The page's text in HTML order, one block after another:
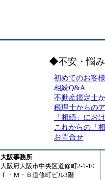
◆不安・悩
初めてのお客
相続Q&A
不動産鑑定士
税理士からの
「相続」にお
これからの「相
お問合せ
大阪事務所
大阪府大阪市中央区道修町2-1-10
Ｔ・Ｍ・Ｂ道修町ビル3階